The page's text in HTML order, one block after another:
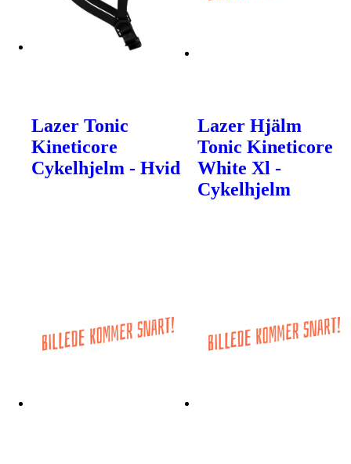
Lazer Tonic
Kineticore
Cykelhjelm - Hvid
Lazer Hjälm
Tonic Kineticore
White Xl -
Cykelhjelm